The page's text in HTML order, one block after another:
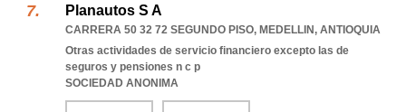
Planautos S A
CARRERA 50 32 72 SEGUNDO PISO, MEDELLIN, ANTIOQUIA
Otras actividades de servicio financiero excepto las de
seguros y pensiones n c p
SOCIEDAD ANONIMA